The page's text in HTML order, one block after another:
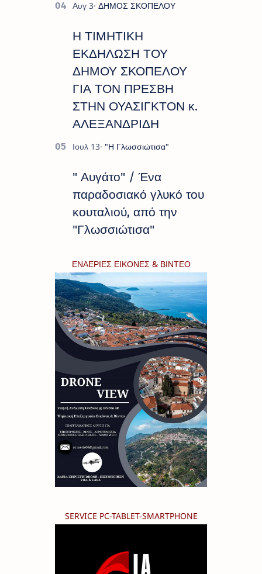
Η ΤΙΜΗΤΙΚΗ
ΕΚΔΗΛΩΣΗ ΤΟΥ
ΔΗΜΟΥ ΣΚΟΠΕΛΟΥ
ΓΙΑ ΤΟΝ ΠΡΕΣΒΗ
ΣΤΗΝ ΟΥΑΣΙΓΚΤΟΝ κ.
ΑΛΕΞΑΝΔΡΙΔΗ
" Αυγάτο" / Ένα
παραδοσιακό γλυκό του
κουταλιού, από την
"Γλωσσιώτισα"
ΕΝΑΕΡΙΕΣ ΕΙΚΟΝΕΣ & ΒΙΝΤΕΟ
SERVICE PC-TABLET-SMARTPHONE